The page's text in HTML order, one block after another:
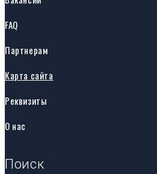
FAQ
Партнерам
Карта сайта
Реквизиты
О нас
Поиск